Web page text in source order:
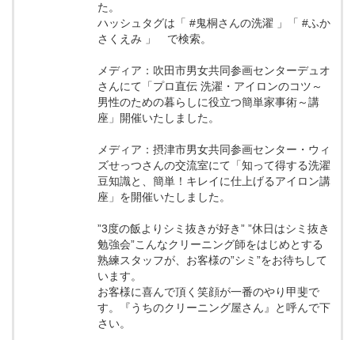
た。
ハッシュタグは「 #鬼桐さんの洗濯 」「 #ふか
さくえみ 」 で検索。
メディア：吹田市男女共同参画センターデュオ
さんにて「プロ直伝 洗濯・アイロンのコツ～
男性のための暮らしに役立つ簡単家事術～講
座」開催いたしました。
メディア：摂津市男女共同参画センター・ウィ
ズせっつさんの交流室にて「知って得する洗濯
豆知識と、簡単！キレイに仕上げるアイロン講
座」を開催いたしました。
”3度の飯よりシミ抜きが好き” ”休日はシミ抜き
勉強会”こんなクリーニング師をはじめとする
熟練スタッフが、お客様の”シミ”をお待ちして
います。
お客様に喜んで頂く笑顔が一番のやり甲斐で
す。『うちのクリーニング屋さん』と呼んで下
さい。